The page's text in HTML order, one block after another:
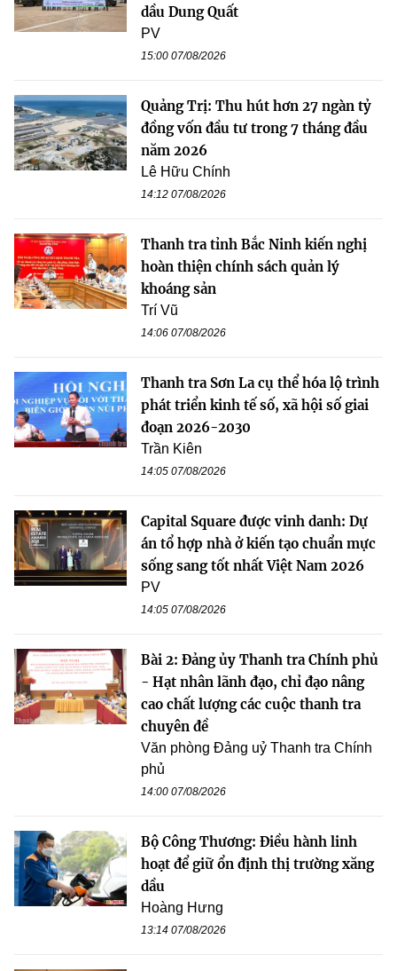
dầu Dung Quất
PV
15:00 07/08/2026
Quảng Trị: Thu hút hơn 27 ngàn tỷ
đồng vốn đầu tư trong 7 tháng đầu
năm 2026
Lê Hữu Chính
14:12 07/08/2026
Thanh tra tỉnh Bắc Ninh kiến nghị
hoàn thiện chính sách quản lý
khoáng sản
Trí Vũ
14:06 07/08/2026
Thanh tra Sơn La cụ thể hóa lộ trình
phát triển kinh tế số, xã hội số giai
đoạn 2026-2030
Trần Kiên
14:05 07/08/2026
Capital Square được vinh danh: Dự
án tổ hợp nhà ở kiến tạo chuẩn mực
sống sang tốt nhất Việt Nam 2026
PV
14:05 07/08/2026
Bài 2: Đảng ủy Thanh tra Chính phủ
- Hạt nhân lãnh đạo, chỉ đạo nâng
cao chất lượng các cuộc thanh tra
chuyên đề
Văn phòng Đảng uỷ Thanh tra Chính
phủ
14:00 07/08/2026
Bộ Công Thương: Điều hành linh
hoạt để giữ ổn định thị trường xăng
dầu
Hoàng Hưng
13:14 07/08/2026